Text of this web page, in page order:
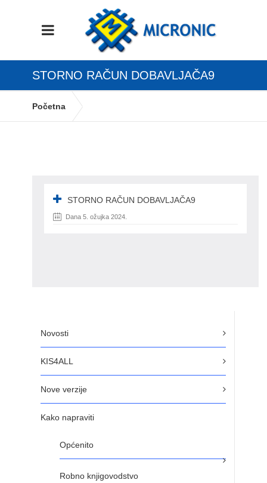
STORNO RAČUN DOBAVLJAČA9
Početna
Novosti
KIS4ALL
Nove verzije
Kako napraviti
Općenito
Robno knjigovodstvo
STORNO RAČUN DOBAVLJAČA9
Dana 5. ožujka 2024.